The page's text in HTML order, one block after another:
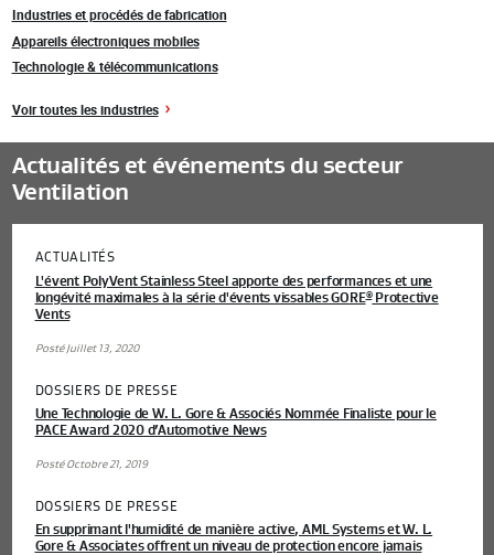
Industries et procédés de fabrication
Appareils électroniques mobiles
Technologie & télécommunications
Voir toutes les industries
Actualités et événements du secteur
Ventilation
ACTUALITÉS
L'évent PolyVent Stainless Steel apporte des performances et une
longévité maximales à la série d'évents vissables GORE®Protective
Vents
Posté Juillet 13, 2020
DOSSIERS DE PRESSE
Une Technologie de W. L. Gore & Associés Nommée Finaliste pour le
PACE Award 2020 d’Automotive News
Posté Octobre 21, 2019
DOSSIERS DE PRESSE
En supprimant l'humidité de manière active, AML Systems et W. L.
Gore & Associates offrent un niveau de protection encore jamais